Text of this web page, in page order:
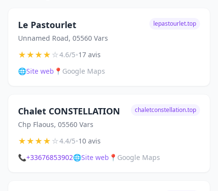
Le Pastourlet
Unnamed Road, 05560 Vars
lepastourlet.top
★★★★☆4.6/5•17 avis
🌐Site web 📍 Google Maps
Chalet CONSTELLATION
Chp Flaous, 05560 Vars
chaletconstellation.top
★★★★☆4.4/5•10 avis
📞+33676853902🌐Site web 📍 Google Maps